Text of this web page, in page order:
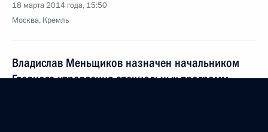
18 марта 2014 года, 15:50
Москва, Кремль
Владислав Меньщиков назначен начальником
Главного управления специальных программ